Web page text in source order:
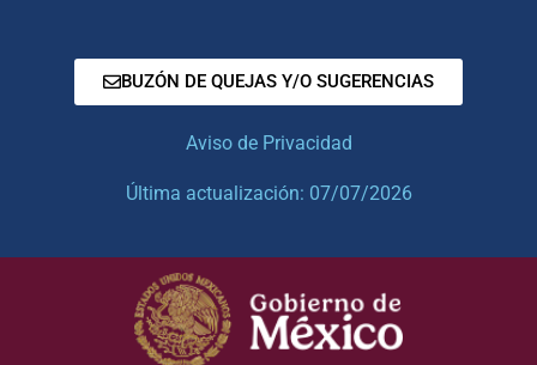
BUZÓN DE QUEJAS Y/O SUGERENCIAS
Aviso de Privacidad
Última actualización: 07/07/2026